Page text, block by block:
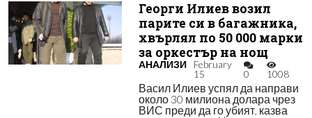
Георги Илиев возил
парите си в багажника,
хвърлял по 50 000 марки
за оркестър на нощ
АНАЛИЗИ
February
15
0 1008
Васил Илиев успял да направи
около 30 милиона долара чрез
ВИС преди да го убият, казва